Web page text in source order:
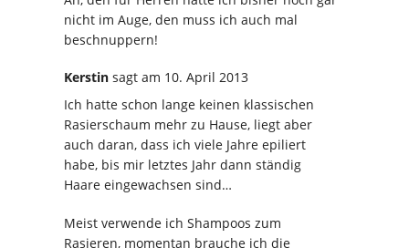
nicht im Auge, den muss ich auch mal
beschnuppern!
Kerstin sagt am 10. April 2013
Ich hatte schon lange keinen klassischen
Rasierschaum mehr zu Hause, liegt aber
auch daran, dass ich viele Jahre epiliert
habe, bis mir letztes Jahr dann ständig
Haare eingewachsen sind…
Meist verwende ich Shampoos zum
Rasieren, momentan brauche ich die